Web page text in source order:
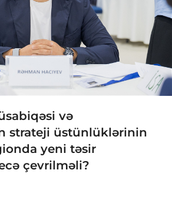
və
strateji üstünlüklərinin
yeni təsir
çevrilməli?